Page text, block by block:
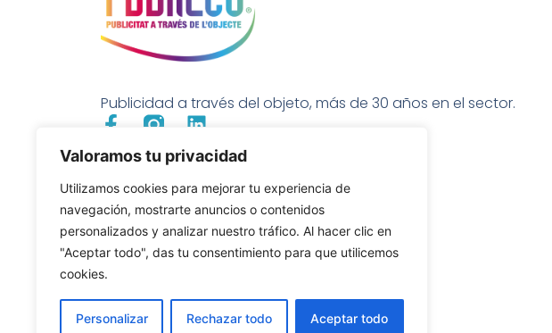
Valoramos tu privacidad
Utilizamos cookies para mejorar tu experiencia de
navegación, mostrarte anuncios o contenidos
personalizados y analizar nuestro tráfico. Al hacer clic en
"Aceptar todo", das tu consentimiento para que utilicemos
cookies.
Personalizar Rechazar todo Aceptar todo
Publicidad a través del objeto, más de 30 años en el sector.